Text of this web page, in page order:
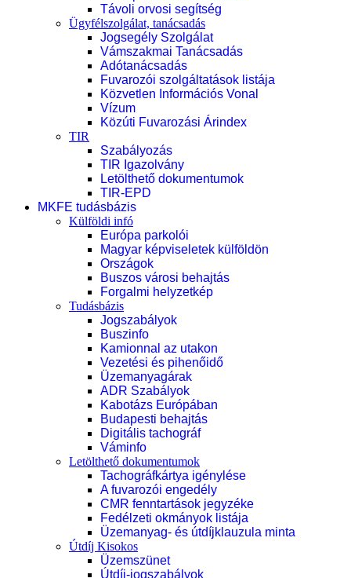
Távoli orvosi segítség
Ügyfélszolgálat, tanácsadás
Jogsegély Szolgálat
Vámszakmai Tanácsadás
Adótanácsadás
Fuvarozói szolgáltatások listája
Közvetlen Információs Vonal
Vízum
Közúti Fuvarozási Árindex
TIR
Szabályozás
TIR Igazolvány
Letölthető dokumentumok
TIR-EPD
MKFE tudásbázis
Külföldi infó
Európa parkolói
Magyar képviseletek külföldön
Országok
Buszos városi behajtás
Forgalmi helyzetkép
Tudásbázis
Jogszabályok
Buszinfo
Kamionnal az utakon
Vezetési és pihenőidő
Üzemanyagárak
ADR Szabályok
Kabotázs Európában
Budapesti behajtás
Digitális tachográf
Váminfo
Letölthető dokumentumok
Tachográfkártya igénylése
A fuvarozói engedély
CMR fenntartások jegyzéke
Fedélzeti okmányok listája
Üzemanyag- és útdíjklauzula minta
Útdíj Kisokos
Üzemszünet
Útdíj-jogszabályok